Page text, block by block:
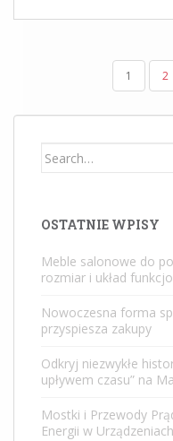
1 2
Search
OSTATNIE WPISY
Meble salonowe do
rozmiar i układ
Nowoczesna forma
przyspiesza zakupy
Odkryj niezwykłe
upływem czasu” na
Mostki i Przewody
Energii w Urządzeniach